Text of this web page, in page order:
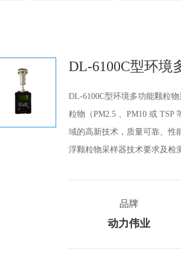
DL-6100C型环境
DL-6100C型环境多功能颗粒
粒物（PM2.5 、PM10 或 TSP
域的高新技术，质量可靠、性
浮颗粒物采样器技术要求及检
品牌
动力伟业